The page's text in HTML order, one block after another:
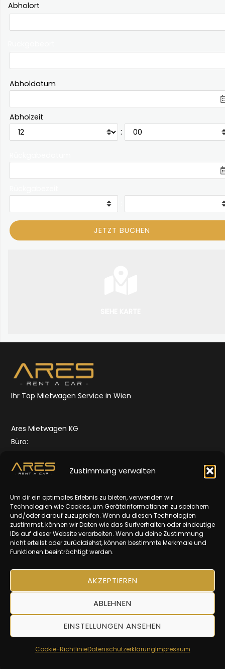
Zustimmung verwalten
Um dir ein optimales Erlebnis zu bieten, verwenden wir
Technologien wie Cookies, um Geräteinformationen zu speichern
und/oder darauf zuzugreifen. Wenn du diesen Technologien
zustimmst, können wir Daten wie das Surfverhalten oder eindeutige
IDs auf dieser Website verarbeiten. Wenn du deine Zustimmung
nicht erteilst oder zurückziehst, können bestimmte Merkmale und
Funktionen beeinträchtigt werden.
AKZEPTIEREN
ABLEHNEN
EINSTELLUNGEN ANSEHEN
Cookie-RichtlinieDatenschutzerklärungImpressum
Abholort
Abholdatum
Abholzeit
:
Ihr Top Mietwagen Service in Wien
Ares Mietwagen KG
Büro:
1100 Wien
Mo-Fr: 10-16 Uhr
Impressum
Datenschutz